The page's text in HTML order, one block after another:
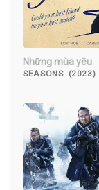
Những mùa yêu
SEASONS (2023)